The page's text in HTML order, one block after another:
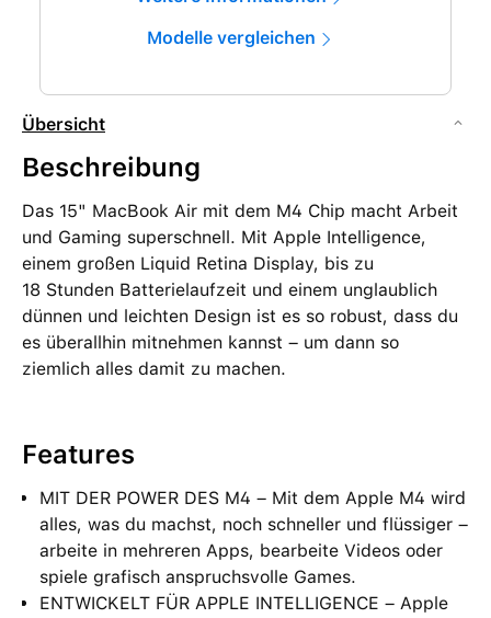
Modelle vergleichen
Übersicht
Beschreibung
Das 15" MacBook Air mit dem M4 Chip macht Arbeit
und Gaming superschnell. Mit Apple Intelligence,
einem großen Liquid Retina Display, bis zu
18 Stunden Batterielaufzeit und einem unglaublich
dünnen und leichten Design ist es so robust, dass du
es überallhin mitnehmen kannst – um dann so
ziemlich alles damit zu machen.
Features
MIT DER POWER DES M4 – Mit dem Apple M4 wird
alles, was du machst, noch schneller und flüssiger –
arbeite in mehreren Apps, bearbeite Videos oder
spiele grafisch anspruchsvolle Games.
ENTWICKELT FÜR APPLE INTELLIGENCE – Apple